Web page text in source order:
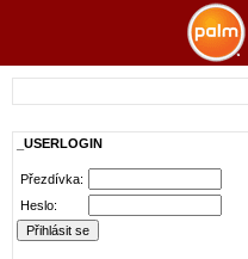
_USERLOGIN
Přezdívka:
Heslo: